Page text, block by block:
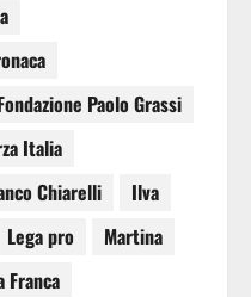
Paolo Grassi
Italia
Chiarelli
Ilva
Lega pro
Martina
Franca